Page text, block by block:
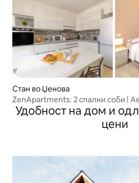
Стан во Џенова
ZenApartments: 2 спални соби |
до центарот
Удобност на дом и
цени